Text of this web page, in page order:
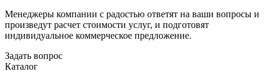
Менеджеры компании с радостью ответят на ваши вопросы и
произведут расчет стоимости услуг, и подготовят
индивидуальное коммерческое предложение.
Задать вопрос
Каталог